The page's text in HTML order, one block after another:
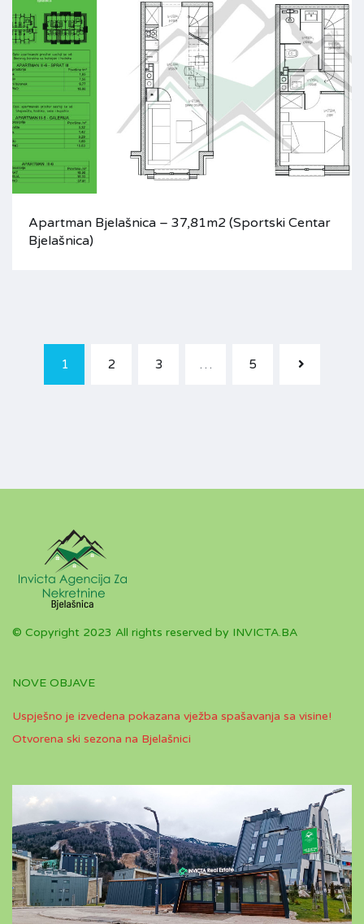
Apartman Bjelašnica – 37,81m2 (Sportski Centar
Bjelašnica)
1 2 3 … 5
© Copyright 2023 All rights reserved by INVICTA.BA
NOVE OBJAVE
Uspješno je izvedena pokazana vježba spašavanja sa visine!
Otvorena ski sezona na Bjelašnici